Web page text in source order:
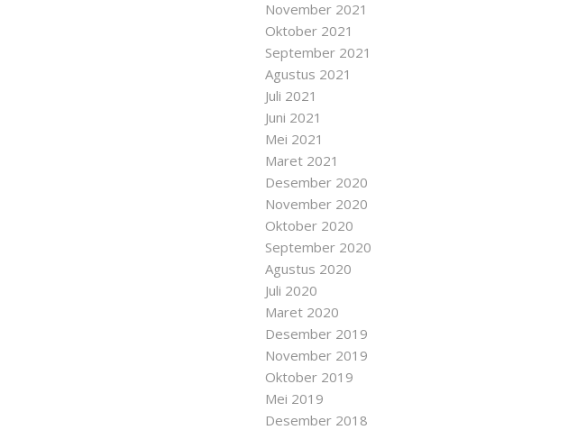
November 2021
Oktober 2021
September 2021
Agustus 2021
Juli 2021
Juni 2021
Mei 2021
Maret 2021
Desember 2020
November 2020
Oktober 2020
September 2020
Agustus 2020
Juli 2020
Maret 2020
Desember 2019
November 2019
Oktober 2019
Mei 2019
Desember 2018